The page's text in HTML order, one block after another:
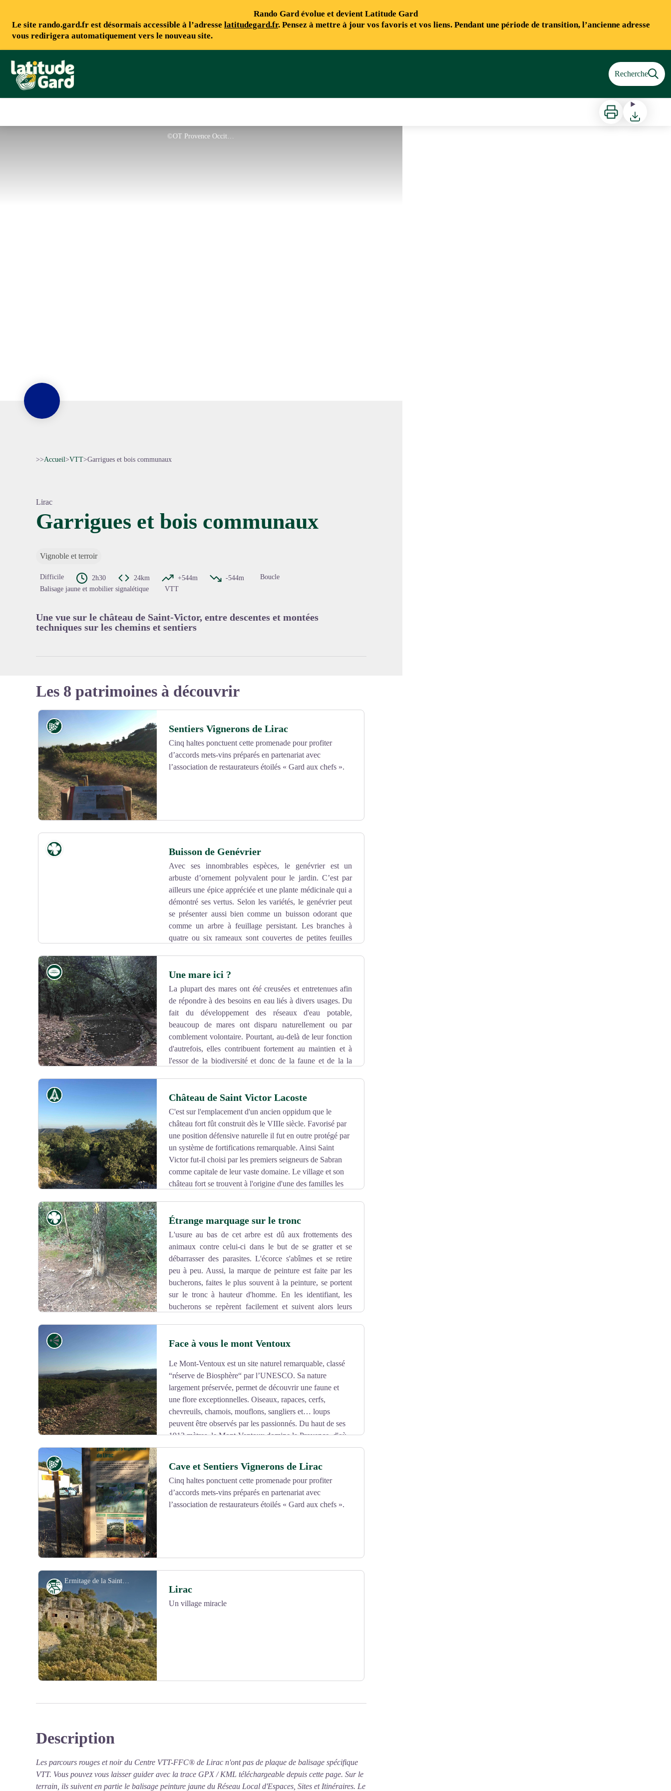
Rando Gard évolue et devient Latitude Gard
Le site rando.gard.fr est désormais accessible à l’adresse latitudegard.fr. Pensez à mettre à jour vos favoris et vos liens. Pendant une période de transition, l’ancienne adresse
vous redirigera automatiquement vers le nouveau site.
Rando Gard Recherche
Imprimer Télécharger
©OT Provence Occitane
>>Accueil>VTT>Garrigues et bois communaux
Lirac
Garrigues et bois communaux
Vignoble et terroir
Difficile 2h30 24km +544m -544m
Boucle
Balisage jaune et mobilier signalétique
VTT
Une vue sur le château de Saint-Victor, entre descentes et montées
techniques sur les chemins et sentiers
Les 8 patrimoines à découvrir
Voir l'image en plein écran
Vignoble et terroir Sentiers Vignerons de Lirac
Cinq haltes ponctuent cette promenade pour profiter
d’accords mets-vins préparés en partenariat avec
l’association de restaurateurs étoilés « Gard aux chefs ».
Voir l'image en plein écran
Buisson de Genévrier
Avec ses innombrables espèces, le genévrier est un
arbuste d’ornement polyvalent pour le jardin. C’est par
ailleurs une épice appréciée et une plante médicinale qui a
démontré ses vertus. Selon les variétés, le genévrier peut
se présenter aussi bien comme un buisson odorant que
comme un arbre à feuillage persistant. Les branches à
quatre ou six rameaux sont couvertes de petites feuilles
thérapeutiques et ses bienfaits sur le système urinaire et digestif. L’huile essentielle extraite du
genévrier sert, quant à elle, à traiter les problèmes d’articulation comme l’arthrite ou la myalgie.
Le genévrier ne convient, toutefois, pas aux insuffisances rénales. Le genévrier est aussi très
apprécié pour ses qualités aromatiques.
Voir l'image en plein écran
Eau Une mare ici ?
La plupart des mares ont été creusées et entretenues afin
de répondre à des besoins en eau liés à divers usages. Du
fait du développement des réseaux d'eau potable,
beaucoup de mares ont disparu naturellement ou par
comblement volontaire. Pourtant, au-delà de leur fonction
d'autrefois, elles contribuent fortement au maintien et à
l'essor de la biodiversité et donc de la faune et de la la
Voir l'image en plein écran
Histoire Château de Saint Victor Lacoste
C'est sur l'emplacement d'un ancien oppidum que le
château fort fût construit dès le VIIIe siècle. Favorisé par
une position défensive naturelle il fut en outre protégé par
un système de fortifications remarquable. Ainsi Saint
Victor fut-il choisi par les premiers seigneurs de Sabran
comme capitale de leur vaste domaine. Le village et son
château fort se trouvent à l'origine d'une des familles les
France était environné d'une triple enceinte fortifiée comprenant douze tours et une partie du
village.
Voir l'image en plein écran
Flore Étrange marquage sur le tronc
L'usure au bas de cet arbre est dû aux frottements des
animaux contre celui-ci dans le but de se gratter et se
débarrasser des parasites. L'écorce s'abîmes et se retire
peu à peu. Aussi, la marque de peinture est faite par les
bucherons, faites le plus souvent à la peinture, se portent
sur le tronc à hauteur d'homme. En les identifiant, les
bucherons se repèrent facilement et suivent alors leurs
utilisées pour des marquages pérennes. Les forestiers veillent ensuite à ce que les consignes
Voir l'image en plein écran
Point de vue Face à vous le mont Ventoux
Le Mont-Ventoux est un site naturel remarquable, classé
“réserve de Biosphère“ par l’UNESCO. Sa nature
largement préservée, permet de découvrir une faune et
une flore exceptionnelles. Oiseaux, rapaces, cerfs,
chevreuils, chamois, mouflons, sangliers et… loups
peuvent être observés par les passionnés. Du haut de ses
1912 mètres, le Mont-Ventoux domine la Provence, d'où
son surnom de « Géant de Provence ». Depuis son sommet, au paysage minéral et lunaire, la
vue y est superbe. Lorsque le temps est clair, on peut même apercevoir la mer Méditerranée au
Sud et le Mont Blanc enneigé au Nord...
Connu dans le monde entier, grâce notamment aux arrivées spectaculaires du Tour de France, le
Mont Ventoux attire des cyclistes de tous bords qui viennent à leur tour relever le défi de
l'ascension de ses versants pentus. Le superbe massif du Mont Ventoux est le lieu idéal pour
faire le plein de nature et se balader en famille. En hiver, on y pratique le ski et la randonnée en
raquettes. En été, place à la rando, au vélo, au VTT, aux promenades à cheval ou au parapente.
Et quelle que soit la saison, le Mont Ventoux est le paradis des amateurs de rando, de nature, de
Voir l'image en plein écran
Vignoble et terroir Cave et Sentiers Vignerons de Lirac
Cinq haltes ponctuent cette promenade pour profiter
d’accords mets-vins préparés en partenariat avec
l’association de restaurateurs étoilés « Gard aux chefs ».
Ermitage de la Sainte Baume à Lirac - OT PROVENCEOCCITANE
Voir l'image en plein écran
Patrimoine Lirac
Un village miracle
Description
Les parcours rouges et noir du Centre VTT-FFC® de Lirac n'ont pas de plaque de balisage spécifique
VTT. Vous pouvez vous laisser guider avec la trace GPX / KML téléchargeable depuis cette page. Sur le
terrain, ils suivent en partie le balisage peinture jaune du Réseau Local d'Espaces, Sites et Itinéraires. Le